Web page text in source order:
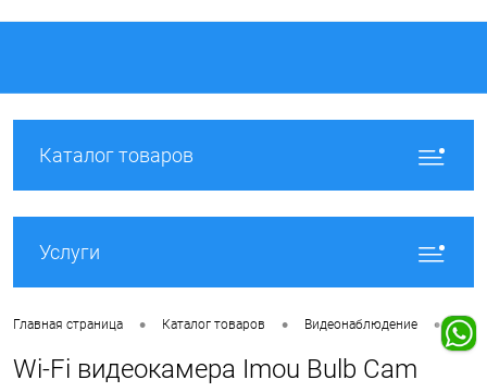
Каталог товаров
Услуги
Главная страница • Каталог товаров • Видеонаблюдение • Wi-
Wi-Fi видеокамера Imou Bulb Cam